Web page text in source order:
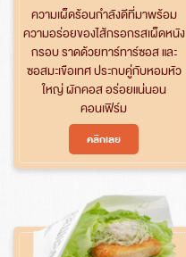
ความเผ็ดร้อนกำลังดีที่มาพร้อม
ความอร่อยของไส้กรอกรสเผ็ดหนัง
กรอบ ราดด้วยทาร์ทาร์ซอส และ
ซอสมะเขือเทศ ประกบคู่กับหอมหัว
ใหญ่ ผักคอส อร่อยแน่นอน
คอนเฟิร์ม
คลิกเลย